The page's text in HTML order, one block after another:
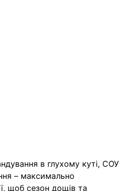
в глухому куті, СОУ
– максимально
щоб сезон дощів та